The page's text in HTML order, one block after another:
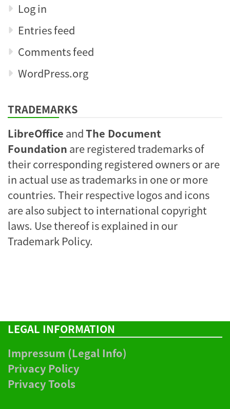
Log in
Entries feed
Comments feed
WordPress.org
TRADEMARKS
LibreOffice andThe Document
Foundation are registered trademarks of
their corresponding registered owners or are
in actual use as trademarks in one or more
countries. Their respective logos and icons
are also subject to international copyright
laws. Use thereof is explained in our
Trademark Policy.
LEGAL INFORMATION
Impressum (Legal Info)
Privacy Policy
Privacy Tools